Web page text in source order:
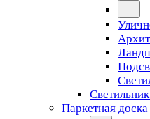
Паркетная доска